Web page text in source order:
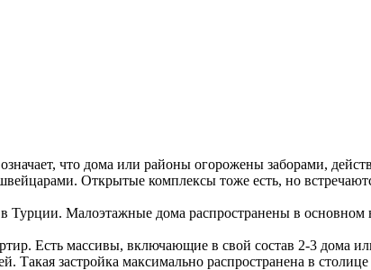
что дома или районы огорожены заборами,
Открытые комплексы тоже есть, но
Малоэтажные дома распространены в основном
Есть массивы, включающие в свой состав 2-3 дома
застройка максимально распространена в